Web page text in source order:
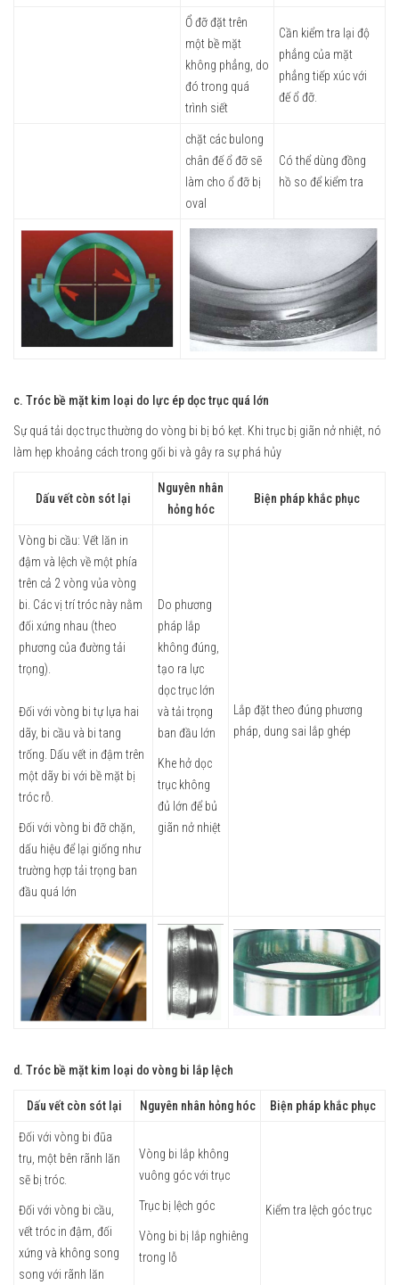
Ổ đỡ đặt trên
một bề mặt
không phẳng, do
đó trong quá
trình siết
Cần kiểm tra lại độ
phẳng của mặt
phẳng tiếp xúc với
đế ổ đỡ.
chặt các bulong
chân đế ổ đỡ sẽ
làm cho ổ đỡ bị
oval
Có thể dùng đồng
hồ so để kiểm tra
c. Tróc bề mặt kim loại do lực ép dọc trục quá lớn
Sự quá tải dọc trục thường do vòng bi bị bó kẹt. Khi trục bị giãn nở nhiệt, nó
làm hẹp khoảng cách trong gối bi và gây ra sự phá hủy
Dấu vết còn sót lại
Nguyên nhân
hỏng hóc
Biện pháp khắc phục
Vòng bi cầu: Vết lăn in
đậm và lệch về một phía
trên cả 2 vòng vủa vòng
bi. Các vị trí tróc này nằm
đối xứng nhau (theo
phương của đường tải
trọng).
Đối với vòng bi tự lựa hai
dãy, bi cầu và bi tang
trống. Dấu vết in đậm trên
một dãy bi với bề mặt bị
tróc rỗ.
Đối với vòng bi đỡ chặn,
dấu hiệu để lại giống như
trường hợp tải trọng ban
đầu quá lớn
Do phương
pháp lắp
không đúng,
tạo ra lực
dọc trục lớn
và tải trọng
ban đầu lớn
Khe hở dọc
trục không
đủ lớn để bủ
giãn nở nhiệt
Lắp đặt theo đúng phương
pháp, dung sai lắp ghép
d. Tróc bề mặt kim loại do vòng bi lắp lệch
Dấu vết còn sót lại Nguyên nhân hỏng hóc Biện pháp khắc phục
Đối với vòng bi đũa
trụ, một bên rãnh lăn
sẽ bị tróc.
Đối với vòng bi cầu,
vết tróc in đậm, đối
xứng và không song
song với rãnh lăn
Vòng bi lắp không
vuông góc với trục
Trục bị lệch góc
Vòng bi bị lắp nghiêng
trong lỗ
Kiểm tra lệch góc trục